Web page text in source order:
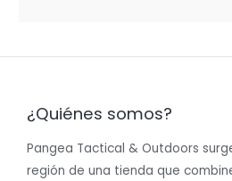
¿Quiénes somos?
Pangea Tactical & Outdoors
región de una tienda que